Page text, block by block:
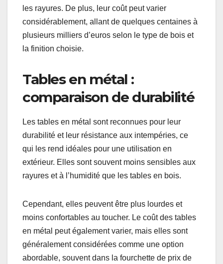
les rayures. De plus, leur coût peut varier
considérablement, allant de quelques centaines à
plusieurs milliers d’euros selon le type de bois et
la finition choisie.
Tables en métal :
comparaison de durabilité
Les tables en métal sont reconnues pour leur
durabilité et leur résistance aux intempéries, ce
qui les rend idéales pour une utilisation en
extérieur. Elles sont souvent moins sensibles aux
rayures et à l’humidité que les tables en bois.
Cependant, elles peuvent être plus lourdes et
moins confortables au toucher. Le coût des tables
en métal peut également varier, mais elles sont
généralement considérées comme une option
abordable, souvent dans la fourchette de prix de